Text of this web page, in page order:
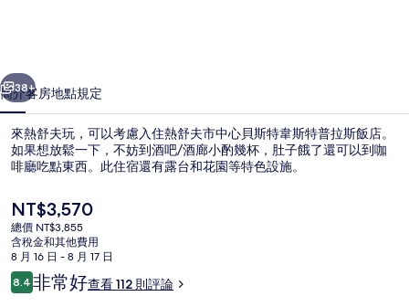
斯
特
韋
斯
特
普
拉
斯
個 下一個
38+
簡介客房地點規定
來熱舒夫玩，可以考慮入住熱舒夫市中心貝斯特韋斯特普拉斯飯店。
如果想放鬆一下，不妨到酒吧/酒廊小酌幾杯，肚子餓了還可以到咖
啡廳吃點東西。此住宿還有露台和花園等特色設施。
目
前
的
價
格
是
NT$3,570
總價 NT$3,855
含稅金和其他費用
8 月 16 日 - 8 月 17 日
評
論
8.48.4 分，滿分 10 分，
非常好查看 112 則評論